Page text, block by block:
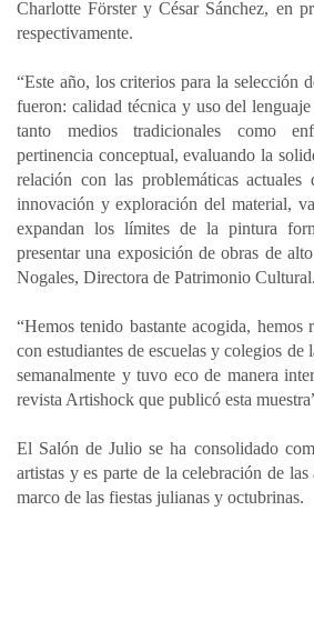
Charlotte Förster y César Sánchez, en
respectivamente.
“Este año, los criterios para la selección
fueron: calidad técnica y uso del
tanto medios tradicionales como
pertinencia conceptual, evaluando la
relación con las problemáticas
innovación y exploración del material,
expandan los límites de la pintura
presentar una exposición de obras de
Nogales, Directora de Patrimonio Cultural.
“Hemos tenido bastante acogida, hemos
con estudiantes de escuelas y colegios de
semanalmente y tuvo eco de manera
revista Artishock que publicó esta
El Salón de Julio se ha consolidado
artistas y es parte de la celebración de
marco de las fiestas julianas y octubrinas.